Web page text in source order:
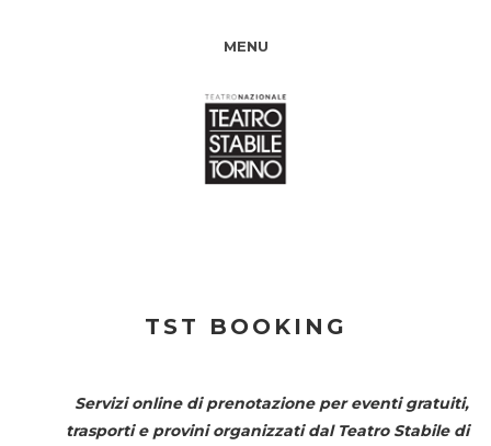
MENU
TST BOOKING
Servizi online di prenotazione per eventi gratuiti,
trasporti e provini organizzati dal Teatro Stabile di